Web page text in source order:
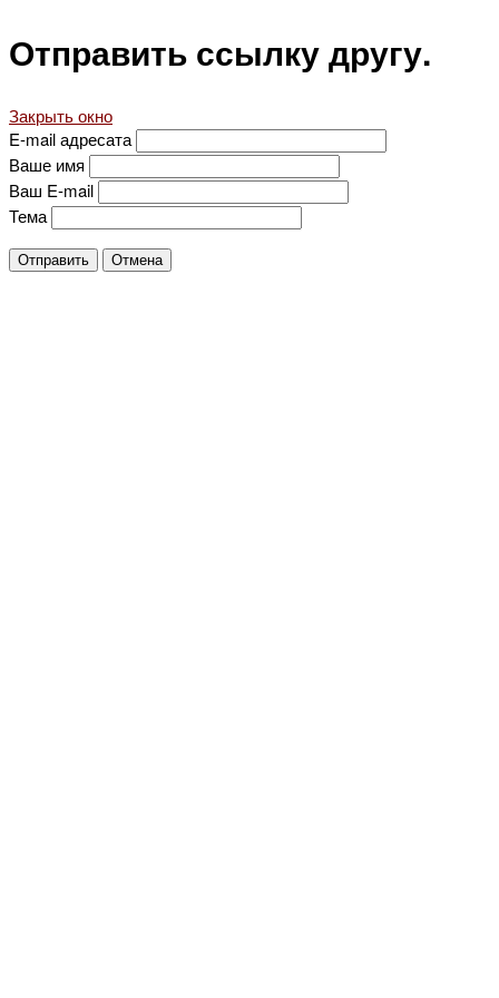
Отправить ссылку другу.
Закрыть окно
E-mail адресата
Ваше имя
Ваш E-mail
Тема
Отправить Отмена